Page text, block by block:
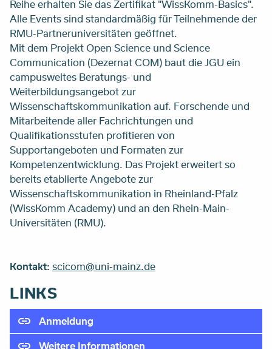
Reihe erhalten Sie das Zertifikat "WissKomm-Basics".
Alle Events sind standardmäßig für Teilnehmende der
RMU-Partneruniversitäten geöffnet.
Mit dem Projekt Open Science und Science
Communication (Dezernat COM) baut die JGU ein
campusweites Beratungs- und
Weiterbildungsangebot zur
Wissenschaftskommunikation auf. Forschende und
Mitarbeitende aller Fachrichtungen und
Qualifikationsstufen profitieren von
Supportangeboten und Formaten zur
Kompetenzentwicklung. Das Projekt erweitert so
bereits etablierte Angebote zur
Wissenschaftskommunikation in Rheinland-Pfalz
(WissKomm Academy) und an den Rhein-Main-
Universitäten (RMU).
Kontakt: scicom@uni-mainz.de
LINKS
Anmeldung
Weitere Informationen